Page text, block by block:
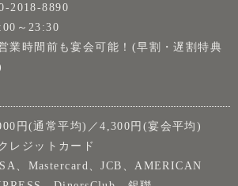
2018-8890
～23:30
業時間前も宴会可能！(早割・遅割特典
円(通常平均)／4,300円(宴会平均)
レジットカード
、Mastercard、JCB、AMERICAN